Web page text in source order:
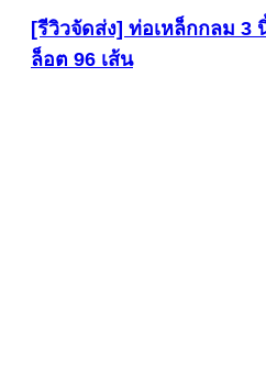
[รีวิวจัดส่ง] ท่อเหล็กกลม 3
ล็อต 96 เส้น